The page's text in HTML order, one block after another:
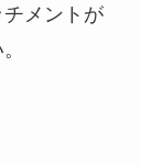
メントが